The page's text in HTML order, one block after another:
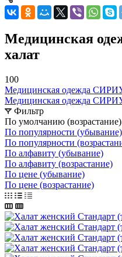
Медицинская
халат
100
Медицинская одежда
Медицинская одежда
Фильтр
По умолчанию (возрастание)
По популярности (убывание)
По популярности
По алфавиту (убывание)
По алфавиту (возрастание)
По цене (убывание)
По цене (возрастание)